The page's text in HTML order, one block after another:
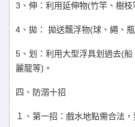
3 、伸：利用延伸物(竹竿、樹枝
4 、拋： 拋送飄浮物(球、繩、
5 、划：利用大型浮具划過去(船
麗龍等) 。
四、防溺十招
１、第一招：戲水地點需合法